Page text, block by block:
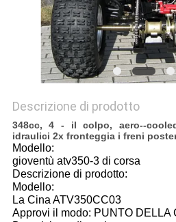
Descrizione di prodotto
348cc, 4 - il colpo, aero--
idraulici 2x fronteggia i freni
Modello:
gioventù atv350-3 di corsa
Descrizione di prodotto:
Modello:
La Cina ATV350CC03
Approvi il modo: PUNTO DELLA